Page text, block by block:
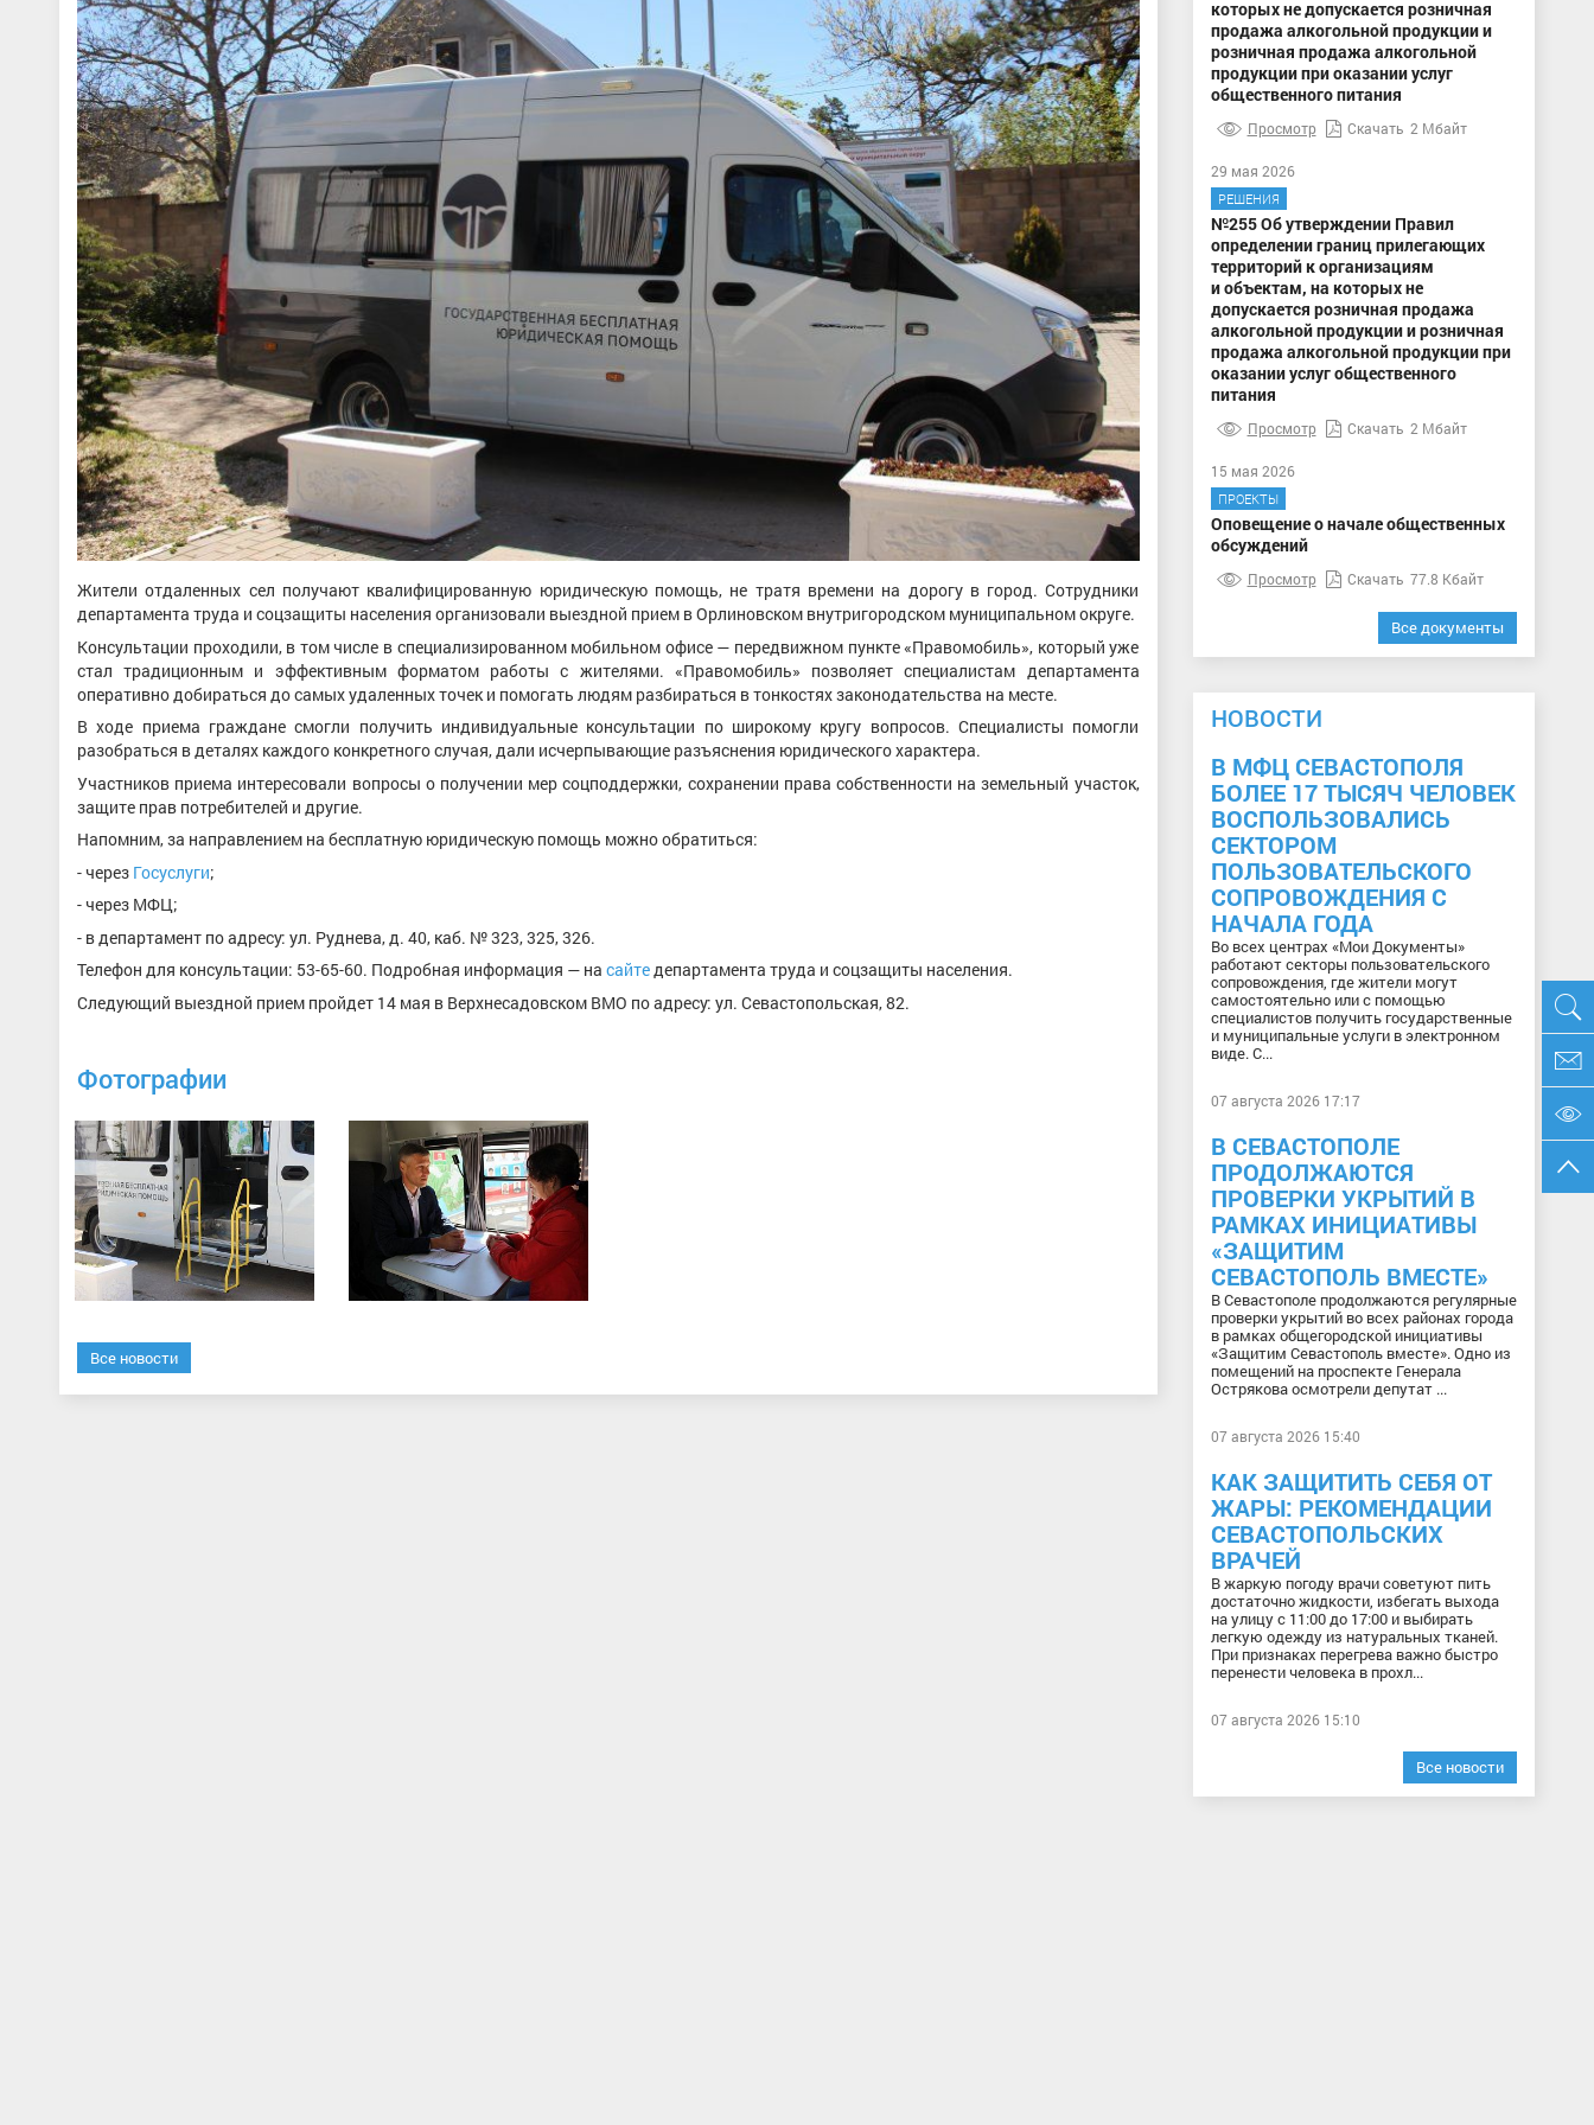
Жители отдаленных сел получают квалифицированную юридическую помощь, не тратя времени на дорогу в город. Сотрудники
департамента труда и соцзащиты населения организовали выездной прием в Орлиновском внутригородском муниципальном округе.
Консультации проходили, в том числе в специализированном мобильном офисе — передвижном пункте «Правомобиль», который уже
стал традиционным и эффективным форматом работы с жителями. «Правомобиль» позволяет специалистам департамента
оперативно добираться до самых удаленных точек и помогать людям разбираться в тонкостях законодательства на месте.
В ходе приема граждане смогли получить индивидуальные консультации по широкому кругу вопросов. Специалисты помогли
разобраться в деталях каждого конкретного случая, дали исчерпывающие разъяснения юридического характера.
Участников приема интересовали вопросы о получении мер соцподдержки, сохранении права собственности на земельный участок,
защите прав потребителей и другие.
Напомним, за направлением на бесплатную юридическую помощь можно обратиться:
- через Госуслуги;
- через МФЦ;
- в департамент по адресу: ул. Руднева, д. 40, каб. № 323, 325, 326.
Телефон для консультации: 53-65-60. Подробная информация — на сайтедепартамента труда и соцзащиты населения.
Следующий выездной прием пройдет 14 мая в Верхнесадовском ВМО по адресу: ул. Севастопольская, 82.
Фотографии
Все новости
которых не допускается розничная
продажа алкогольной продукции и
розничная продажа алкогольной
продукции при оказании услуг
общественного питания
Просмотр Скачать 2 Мбайт
29 мая 2026
РЕШЕНИЯ
№255 Об утверждении Правил
определении границ прилегающих
территорий к организациям
и объектам, на которых не
допускается розничная продажа
алкогольной продукции и розничная
продажа алкогольной продукции при
оказании услуг общественного
питания
Просмотр Скачать 2 Мбайт
15 мая 2026
ПРОЕКТЫ
Оповещение о начале общественных
обсуждений
Просмотр Скачать 77.8 Кбайт
Все документы
НОВОСТИ
В МФЦ СЕВАСТОПОЛЯ
БОЛЕЕ 17 ТЫСЯЧ ЧЕЛОВЕК
ВОСПОЛЬЗОВАЛИСЬ
СЕКТОРОМ
ПОЛЬЗОВАТЕЛЬСКОГО
СОПРОВОЖДЕНИЯ С
НАЧАЛА ГОДА
Во всех центрах «Мои Документы»
работают секторы пользовательского
сопровождения, где жители могут
самостоятельно или с помощью
специалистов получить государственные
и муниципальные услуги в электронном
виде. С...
07 августа 2026 17:17
В СЕВАСТОПОЛЕ
ПРОДОЛЖАЮТСЯ
ПРОВЕРКИ УКРЫТИЙ В
РАМКАХ ИНИЦИАТИВЫ
«ЗАЩИТИМ
СЕВАСТОПОЛЬ ВМЕСТЕ»
В Севастополе продолжаются регулярные
проверки укрытий во всех районах города
в рамках общегородской инициативы
«Защитим Севастополь вместе». Одно из
помещений на проспекте Генерала
Острякова осмотрели депутат ...
07 августа 2026 15:40
КАК ЗАЩИТИТЬ СЕБЯ ОТ
ЖАРЫ: РЕКОМЕНДАЦИИ
СЕВАСТОПОЛЬСКИХ
ВРАЧЕЙ
В жаркую погоду врачи советуют пить
достаточно жидкости, избегать выхода
на улицу с 11:00 до 17:00 и выбирать
легкую одежду из натуральных тканей.
При признаках перегрева важно быстро
перенести человека в прохл...
07 августа 2026 15:10
Все новости